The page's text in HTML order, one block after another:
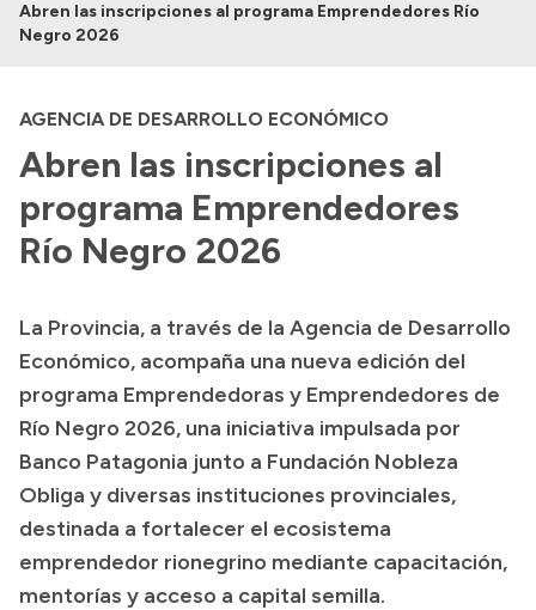
Institucional
Referentes de prensa
Archivo de noticias
Transparencia
Boletín Oficial
Compras y licitaciones
Consulta de expedientes
Consulta de pago a proveedores
Convocatorias
Intranet
Login
Abren las inscripciones al programa Emprendedores Río
Negro 2026
AGENCIA DE DESARROLLO ECONÓMICO
Abren las inscripciones al
programa Emprendedores
Río Negro 2026
La Provincia, a través de la Agencia de Desarrollo
Económico, acompaña una nueva edición del
programa Emprendedoras y Emprendedores de
Río Negro 2026, una iniciativa impulsada por
Banco Patagonia junto a Fundación Nobleza
Obliga y diversas instituciones provinciales,
destinada a fortalecer el ecosistema
emprendedor rionegrino mediante capacitación,
mentorías y acceso a capital semilla.